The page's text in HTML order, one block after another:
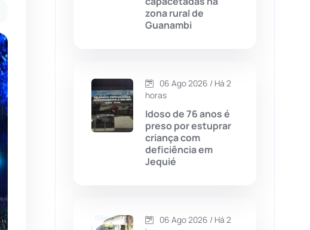
Cordeiros
Dom Basílio (391)
zona rural de
Guanambi
06 Ago 2026 / Há 2
horas
Idoso de 76 anos é
preso por estuprar
criança com
deficiência em
Jequié
06 Ago 2026 / Há 2